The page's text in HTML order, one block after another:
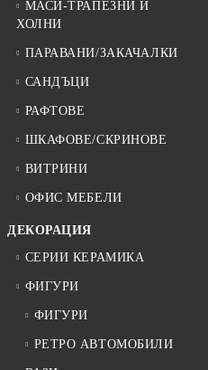
МАСИ-ТРАПЕЗНИ И
ХОЛНИ
ПАРАВАНИ/ЗАКАЧАЛКИ
САНДЪЦИ
РАФТОВЕ
ШКАФОВЕ/СКРИНОВЕ
ВИТРИНИ
ОФИС МЕБЕЛИ
ДЕКОРАЦИЯ
СЕРИИ КЕРАМИКА
ФИГУРИ
ФИГУРИ
РЕТРО АВТОМОБИЛИ